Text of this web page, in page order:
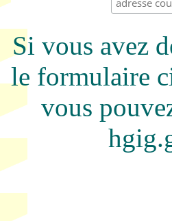
Si vous avez
le formulaire
vous